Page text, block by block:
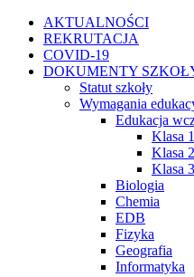
Przejdź
zawartości
Facebook
Instagram
WhatsApp
Twitter
YouTubeAKTUALNOŚCI
REKRUTACJA
COVID-19
DOKUMENTY
Statut szkoły
Wymagania
Edukacja
Klasa 1
Klasa 2
Klasa 3
Biologia
Chemia
EDB
Fizyka
Geografia
Informatyka